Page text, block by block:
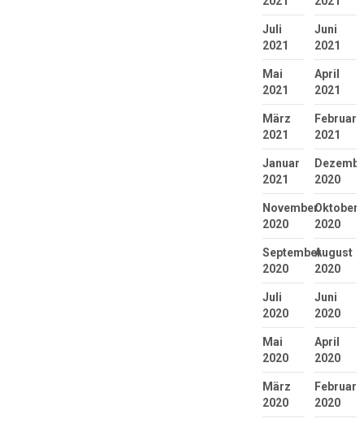
Juli
2021
Juni
2021
Mai
2021
April
2021
März
2021
Februar
2021
Januar
2021
2020
November
2020
Oktober
2020
September
2020
August
2020
Juli
2020
Juni
2020
Mai
2020
April
2020
März
2020
Februar
2020